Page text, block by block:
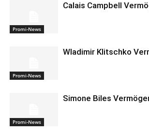
Promi-News
Calais Campbell
Promi-News
Wladimir Klitschko
Promi-News
Simone Biles